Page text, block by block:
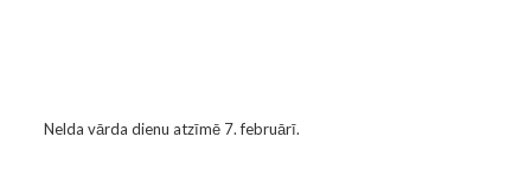
Nelda vārda dienu atzīmē 7. februārī.